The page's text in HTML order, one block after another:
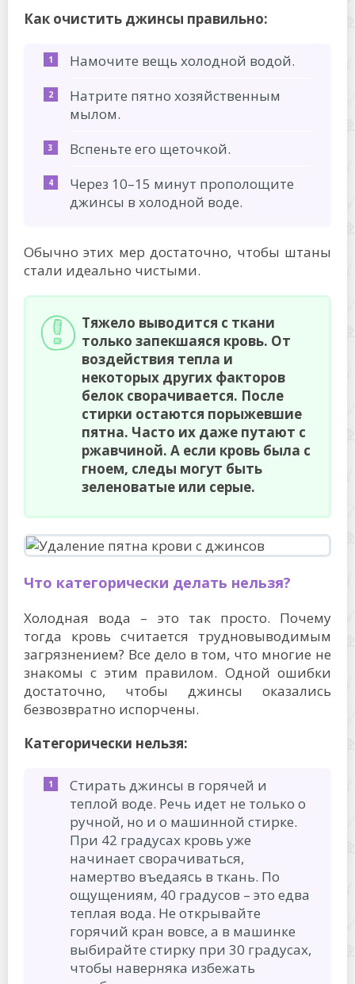
Как очистить джинсы правильно:
Намочите вещь холодной водой.
Натрите пятно хозяйственным
мылом.
Вспеньте его щеточкой.
Через 10–15 минут прополощите
джинсы в холодной воде.
Обычно этих мер достаточно, чтобы штаны
стали идеально чистыми.
Тяжело выводится с ткани
только запекшаяся кровь. От
воздействия тепла и
некоторых других факторов
белок сворачивается. После
стирки остаются порыжевшие
пятна. Часто их даже путают с
ржавчиной. А если кровь была с
гноем, следы могут быть
зеленоватые или серые.
Что категорически делать нельзя?
Холодная вода – это так просто. Почему
тогда кровь считается трудновыводимым
загрязнением? Все дело в том, что многие не
знакомы с этим правилом. Одной ошибки
достаточно, чтобы джинсы оказались
безвозвратно испорчены.
Категорически нельзя:
Стирать джинсы в горячей и
теплой воде. Речь идет не только о
ручной, но и о машинной стирке.
При 42 градусах кровь уже
начинает сворачиваться,
намертво въедаясь в ткань. По
ощущениям, 40 градусов – это едва
теплая вода. Не открывайте
горячий кран вовсе, а в машинке
выбирайте стирку при 30 градусах,
чтобы наверняка избежать